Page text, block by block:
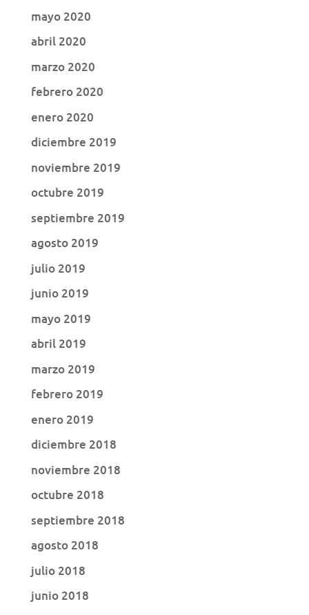
mayo 2020
abril 2020
marzo 2020
febrero 2020
enero 2020
diciembre 2019
noviembre 2019
octubre 2019
septiembre 2019
agosto 2019
julio 2019
junio 2019
mayo 2019
abril 2019
marzo 2019
febrero 2019
enero 2019
diciembre 2018
noviembre 2018
octubre 2018
septiembre 2018
agosto 2018
julio 2018
junio 2018